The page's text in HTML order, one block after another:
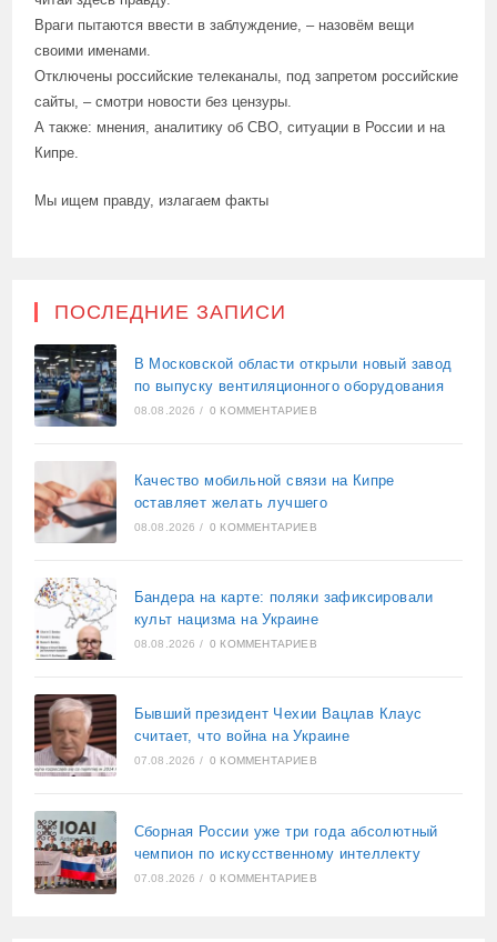
Враги пытаются ввести в заблуждение, – назовём вещи
своими именами.
Отключены российские телеканалы, под запретом российские
сайты, – смотри новости без цензуры.
А также: мнения, аналитику об СВО, ситуации в России и на
Кипре.
Мы ищем правду, излагаем факты
ПОСЛЕДНИЕ ЗАПИСИ
В Московской области открыли новый завод
по выпуску вентиляционного оборудования
08.08.2026 / 0 КОММЕНТАРИЕВ
Качество мобильной связи на Кипре
оставляет желать лучшего
08.08.2026 / 0 КОММЕНТАРИЕВ
Бандера на карте: поляки зафиксировали
культ нацизма на Украине
08.08.2026 / 0 КОММЕНТАРИЕВ
Бывший президент Чехии Вацлав Клаус
считает, что война на Украине
07.08.2026 / 0 КОММЕНТАРИЕВ
Сборная России уже три года абсолютный
чемпион по искусственному интеллекту
07.08.2026 / 0 КОММЕНТАРИЕВ